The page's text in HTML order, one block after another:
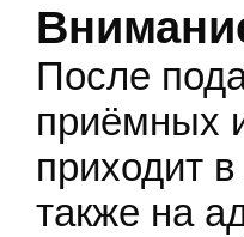
После
приёмных
приходит
также на